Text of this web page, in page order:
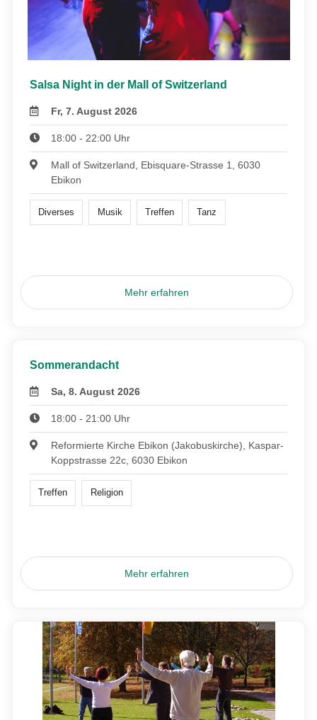
Salsa Night in der Mall of Switzerland
Fr, 7. August 2026
18:00 - 22:00 Uhr
Mall of Switzerland, Ebisquare-Strasse 1, 6030
Ebikon
Diverses Musik Treffen Tanz
Mehr erfahren
Sommerandacht
Sa, 8. August 2026
18:00 - 21:00 Uhr
Reformierte Kirche Ebikon (Jakobuskirche), Kaspar-
Koppstrasse 22c, 6030 Ebikon
Treffen Religion
Mehr erfahren